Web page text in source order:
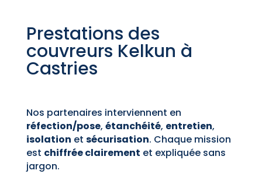
Prestations des
couvreurs Kelkun à
Castries
Nos partenaires interviennent en
réfection/pose, étanchéité, entretien,
isolation et sécurisation. Chaque mission
est chiffrée clairement et expliquée sans
jargon.